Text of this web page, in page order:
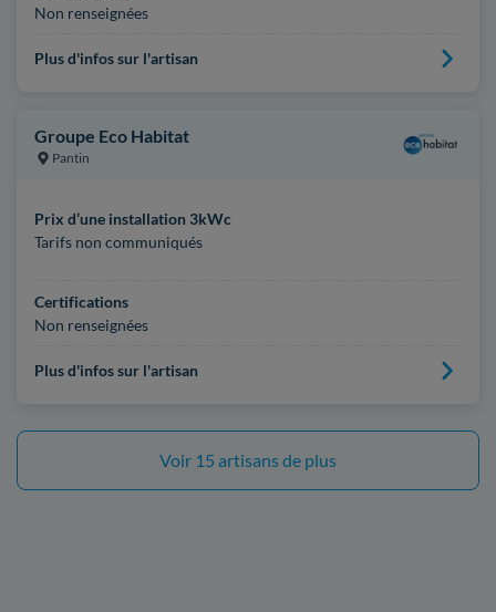
Non renseignées
Plus d'infos sur l'artisan
Groupe Eco Habitat
Pantin
Prix d’une installation 3kWc
Tarifs non communiqués
Certifications
Non renseignées
Plus d'infos sur l'artisan
Voir 15 artisans de plus